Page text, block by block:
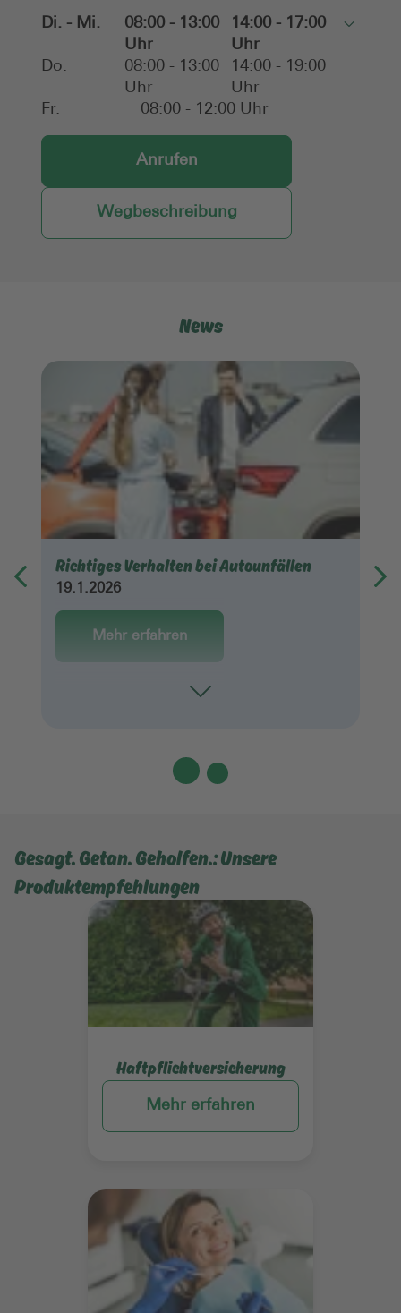
Di. - Mi.
08:00 - 13:00
Uhr
14:00 - 17:00
Uhr
Do.
08:00 - 13:00
Uhr
14:00 - 19:00
Uhr
Fr.
08:00 - 12:00 Uhr
Toggle
Anrufen
Wegbeschreibung
News
Richtiges Verhalten bei Autounfällen
19.1.2026
Mehr erfahren
Gesagt. Getan. Geholfen.: Unsere
Produktempfehlungen
Haftpflichtversicherung
Mehr erfahren
Mehr erfahren
Mehr erfahren